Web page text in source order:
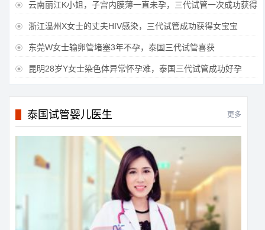
 云南丽江K小姐，子宫内膜薄一直未孕，三代试管一次成功获得
 浙江温州X女士的丈夫HIV感染，三代试管成功获得女宝宝
 东莞W女士输卵管堵塞3年不孕，泰国三代试管喜获
 昆明28岁Y女士染色体异常怀孕难，泰国三代试管成功好孕
泰国试管婴儿医生 更多